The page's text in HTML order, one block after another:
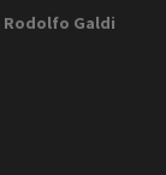
Rodolfo Galdi